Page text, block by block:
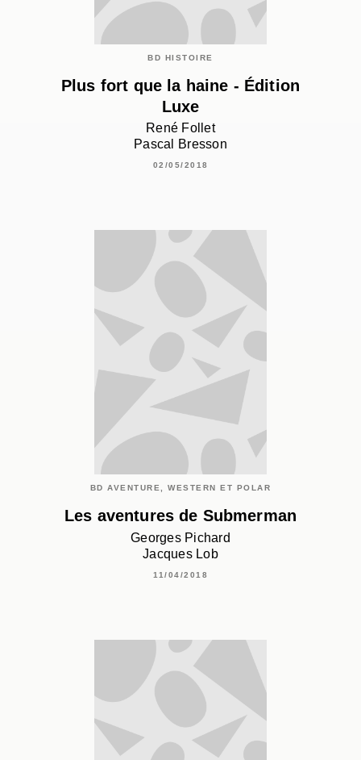
BD HISTOIRE
Plus fort que la haine - Édition
Luxe
René Follet
Pascal Bresson
02/05/2018
BD AVENTURE, WESTERN ET POLAR
Les aventures de Submerman
Georges Pichard
Jacques Lob
11/04/2018